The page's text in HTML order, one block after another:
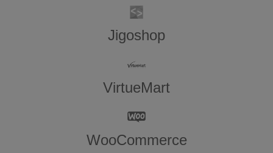
Jigoshop
VirtueMart
WooCommerce